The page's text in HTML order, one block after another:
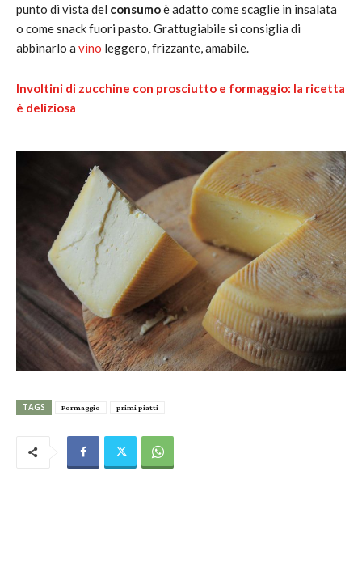
punto di vista del consumoè adatto come scaglie in insalata
o come snack fuori pasto. Grattugiabile si consiglia di
abbinarlo a vino leggero, frizzante, amabile.
Involtini di zucchine con prosciutto e formaggio: la ricetta
è deliziosa
TAGS Formaggio primi piatti